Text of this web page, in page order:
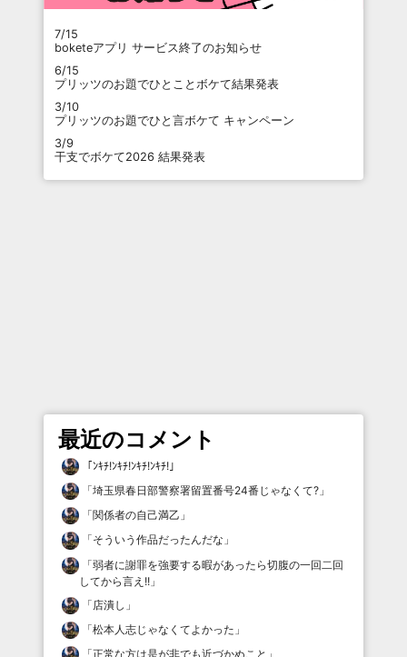
7/15
boketeアプリ サービス終了のお知らせ
6/15
プリッツのお題でひとことボケて結果発表
3/10
プリッツのお題でひと言ボケて キャンペーン
3/9
干支でボケて2026 結果発表
最近のコメント
「ﾝｷﾁ!ﾝｷﾁ!ﾝｷﾁ!ﾝｷﾁ! 」
「埼玉県春日部警察署留置番号24番じゃなくて? 」
「関係者の自己満乙 」
「そういう作品だったんだな 」
「弱者に謝罪を強要する暇があったら切腹の一回二回
してから言え!! 」
「 店潰し 」
「松本人志じゃなくてよかった 」
「正常な方は是が非でも近づかぬこと 」